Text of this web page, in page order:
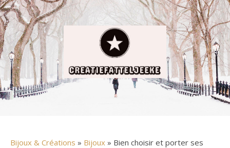
Bijoux & Créations » Bijoux » Bien choisir et porter ses